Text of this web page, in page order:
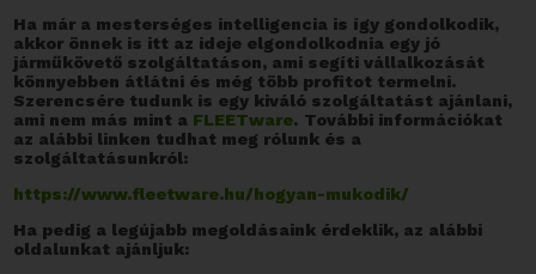
Ha már a mesterséges intelligencia is így gondolkodik,
akkor önnek is itt az ideje elgondolkodnia egy jó
járműkövető szolgáltatáson, ami segíti vállalkozását
könnyebben átlátni és még több profitot termelni.
Szerencsére tudunk is egy kiváló szolgáltatást ajánlani,
ami nem más mint a FLEETware. További információkat
az alábbi linken tudhat meg rólunk és a
szolgáltatásunkról:
https://www.fleetware.hu/hogyan-mukodik/
Ha pedig a legújabb megoldásaink érdeklik, az alábbi
oldalunkat ajánljuk: